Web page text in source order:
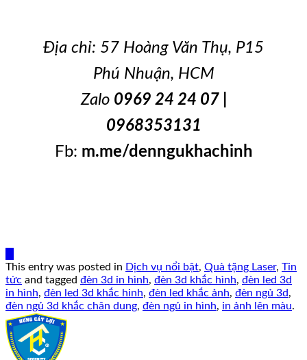
Địa chỉ: 57 Hoàng Văn Thụ, P15
Phú Nhuận, HCM
Zalo 0969 24 24 07 |
0968353131
Fb: m.me/denngukhachinh
This entry was posted in Dịch vụ nổi bật, Quà tặng Laser, Tin
tức and tagged đèn 3d in hình, đèn 3d khắc hình, đèn led 3d
in hình, đèn led 3d khắc hinh, đèn led khắc ảnh, đèn ngủ 3d,
đèn ngủ 3d khắc chân dung, đèn ngủ in hình, in ảnh lên màu.